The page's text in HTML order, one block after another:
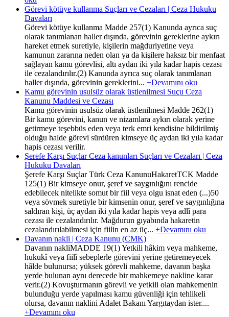
Görevi kötüye kullanma Suçları ve Cezaları | Ceza Hukuku
Davaları
Görevi kötüye kullanma Madde 257(1) Kanunda ayrıca suç
olarak tanımlanan haller dışında, görevinin gereklerine aykırı
hareket etmek suretiyle, kişilerin mağduriyetine veya
kamunun zararına neden olan ya da kişilere haksız bir menfaat
sağlayan kamu görevlisi, altı aydan iki yıla kadar hapis cezası
ile cezalandırılır.(2) Kanunda ayrıca suç olarak tanımlanan
haller dışında, görevinin gereklerini... +Devamını oku
Kamu görevinin usulsüz olarak üstlenilmesi Suçu Ceza
Kanunu Maddesi ve Cezası
Kamu görevinin usulsüz olarak üstlenilmesi Madde 262(1)
Bir kamu görevini, kanun ve nizamlara aykırı olarak yerine
getirmeye teşebbüs eden veya terk emri kendisine bildirilmiş
olduğu halde görevi sürdüren kimseye üç aydan iki yıla kadar
hapis cezası verilir.
Şerefe Karşı Suçlar Ceza kanunları Suçları ve Cezaları | Ceza
Hukuku Davaları
Şerefe Karşı Suçlar Türk Ceza KanunuHakaretTCK Madde
125(1) Bir kimseye onur, şeref ve saygınlığını rencide
edebilecek nitelikte somut bir fiil veya olgu isnat eden (...)50
veya sövmek suretiyle bir kimsenin onur, şeref ve saygınlığına
saldıran kişi, üç aydan iki yıla kadar hapis veya adlî para
cezası ile cezalandırılır. Mağdurun gıyabında hakaretin
cezalandırılabilmesi için fiilin en az üç... +Devamını oku
Davanın nakli | Ceza Kanunu (CMK)
Davanın nakliMADDE 19(1) Yetkili hâkim veya mahkeme,
hukukî veya fiilî sebeplerle görevini yerine getiremeyecek
hâlde bulunursa; yüksek görevli mahkeme, davanın başka
yerde bulunan aynı derecede bir mahkemeye nakline karar
verir.(2) Kovuşturmanın görevli ve yetkili olan mahkemenin
bulunduğu yerde yapılması kamu güvenliği için tehlikeli
olursa, davanın naklini Adalet Bakanı Yargıtaydan ister....
+Devamını oku